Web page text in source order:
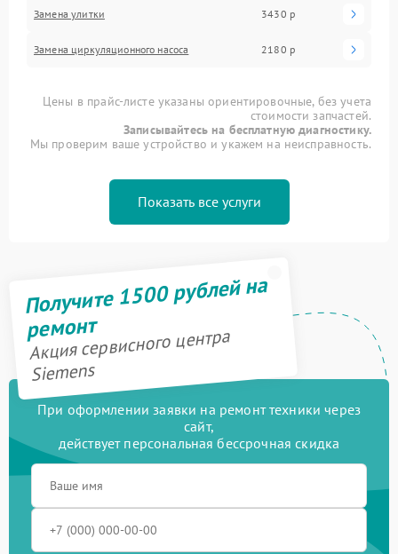
Замена улитки 3430 р
Замена циркуляционного насоса 2180 р
Цены в прайс-листе указаны ориентировочные, без учета
стоимости запчастей.
Записывайтесь на бесплатную диагностику.
Мы проверим ваше устройство и укажем на неисправность.
Показать все услуги
Получите 1500 рублей на
ремонт
Акция сервисного центра
Siemens
При оформлении заявки на ремонт техники через
сайт,
действует персональная бессрочная скидка